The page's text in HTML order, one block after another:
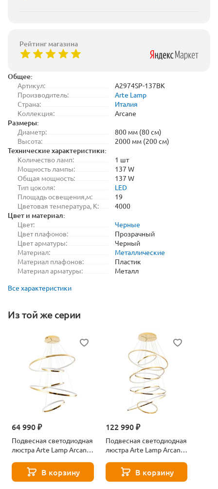
Общее:
Артикул:
A2974SP-137BK
Производитель:
Arte Lamp
Страна:
Италия
Коллекция:
Arcane
Размеры:
Диаметр:
800 мм (80 см)
Высота:
2000 мм (200 см)
Технические характеристики:
Количество ламп:
1 шт
Мощность лампы:
137 W
Общая мощность:
137 W
Тип цоколя:
LED
Площадь освещения,м:
19
Цветовая температура, K:
4000
Цвет и материал:
Цвет:
Черные
Цвет плафонов:
Прозрачный
Цвет арматуры:
Черный
Материал:
Металлические
Материал плафонов:
Пластик
Материал арматуры:
Металл
Все характеристики
Из той же серии
64 990 ₽
Подвесная светодиодная
люстра Arte Lamp Arcane
В корзину
122 990 ₽
Подвесная светодиодная
люстра Arte Lamp Arcane
В корзину
Рейтинг магазина